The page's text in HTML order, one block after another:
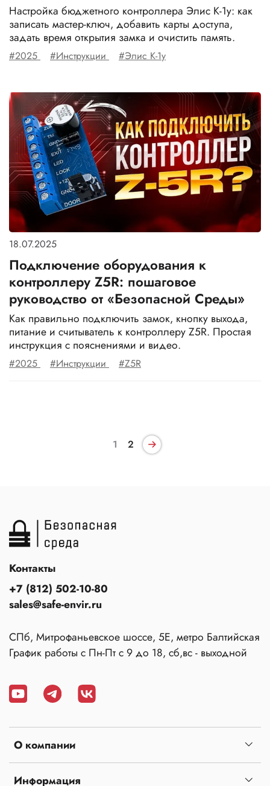
Настройка бюджетного контроллера Элис К-1у: как
записать мастер-ключ, добавить карты доступа,
задать время открытия замка и очистить память.
#2025 #Инструкции #Элис К-1у
18.07.2025
Подключение оборудования к
контроллеру Z5R: пошаговое
руководство от «Безопасной Среды»
Как правильно подключить замок, кнопку выхода,
питание и считыватель к контроллеру Z5R. Простая
инструкция с пояснениями и видео.
#2025 #Инструкции #Z5R
1 2
О компании
Информация
Контакты
+7 (812) 502-10-80
sales@safe-envir.ru
СПб, Митрофаньевское шоссе, 5Е, метро Балтийская
График работы с Пн-Пт с 9 до 18, сб,вс - выходной